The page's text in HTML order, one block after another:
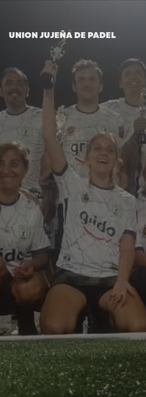
UNION JUJEÑA DE PADEL